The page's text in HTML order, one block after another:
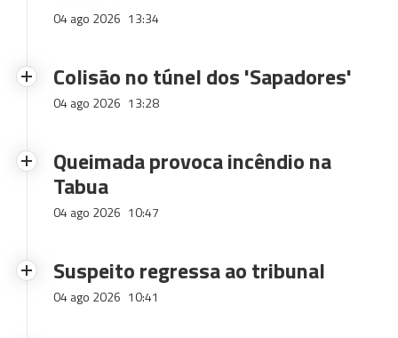
04 ago 2026 13:34
Colisão no túnel dos 'Sapadores'
04 ago 2026 13:28
Queimada provoca incêndio na
Tabua
04 ago 2026 10:47
Suspeito regressa ao tribunal
04 ago 2026 10:41